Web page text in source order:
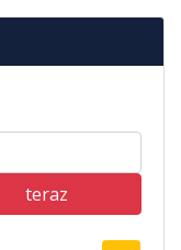
teraz